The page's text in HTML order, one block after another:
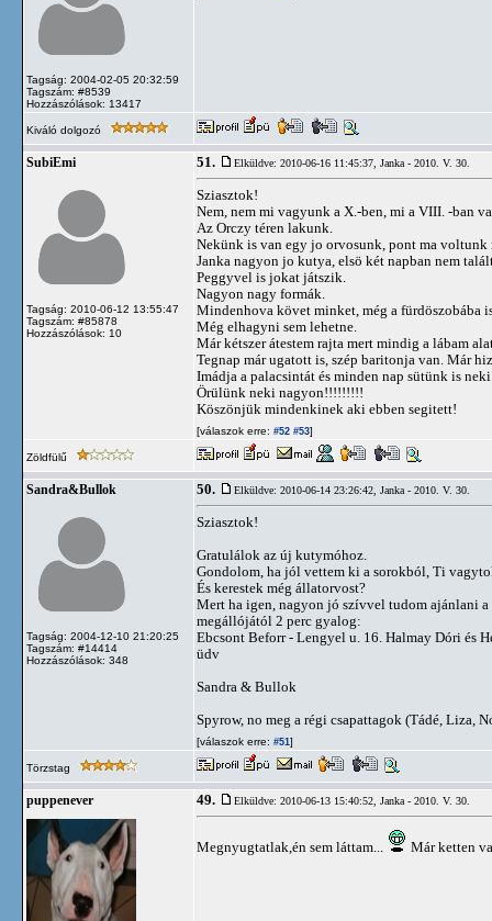
Tagság: 2004-02-05 20:32:59
Tagszám: #8539
Hozzászólások: 13417
Kiváló dolgozó
SubiEmi
Tagság: 2010-06-12 13:55:47
Tagszám: #85878
Hozzászólások: 10
51. Elküldve: 2010-06-16 11:45:37, Janka - 2010. V. 30.
Sziasztok!
Nem, nem mi vagyunk a X.-ben, mi a VIII. -ban
Az Orczy téren lakunk.
Nekünk is van egy jo orvosunk, pont ma voltunk
Janka nagyon jo kutya, elsö két napban nem
Peggyvel is jokat játszik.
Nagyon nagy formák.
Mindenhova követ minket, még a fürdöszobába
Még elhagyni sem lehetne.
Már kétszer átestem rajta mert mindig a lábam
Tegnap már ugatott is, szép baritonja van. Már
Imádja a palacsintát és minden nap sütünk is
Örülünk neki nagyon!!!!!!!!!
Köszönjük mindenkinek aki ebben segitett!
[válaszok erre: #52 #53]
Zöldfülű
Sandra&Bullok
Tagság: 2004-12-10 21:20:25
Tagszám: #14414
Hozzászólások: 348
50. Elküldve: 2010-06-14 23:26:42, Janka - 2010. V. 30.
Sziasztok!
Gratulálok az új kutymóhoz.
Gondolom, ha jól vettem ki a sorokból, Ti
És kerestek még állatorvost?
Mert ha igen, nagyon jó szívvel tudom ajánlani
megállójától 2 perc gyalog:
Ebcsont Beforr - Lengyel u. 16. Halmay Dóri és
üdv
Sandra & Bullok
Spyrow, no meg a régi csapattagok (Tádé, Liza,
[válaszok erre: #51]
Törzstag
puppenever 49. Elküldve: 2010-06-13 15:40:52, Janka - 2010. V. 30.
Megnyugtatlak,én sem láttam... Már ketten